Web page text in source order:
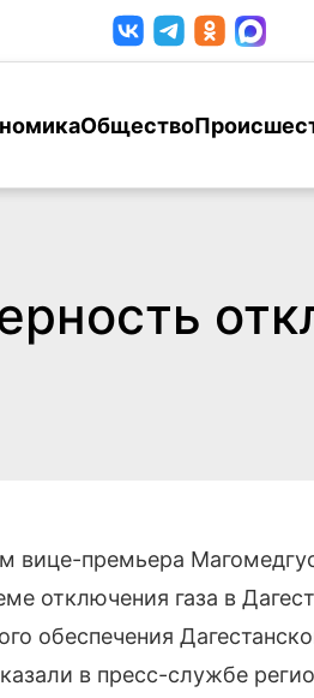
Общество
вице-премьера
отключения газа в
обеспечения
в пресс-службе